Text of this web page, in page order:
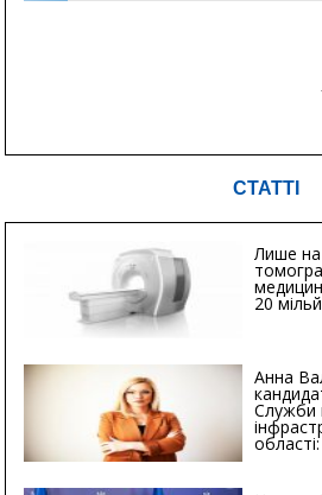
СТАТТІ
Лише на
20
Анна
Служби
області: